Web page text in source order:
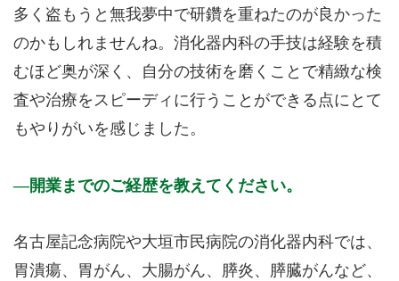
多く盗もうと無我夢中で研鑽を重ねたのが良かった
のかもしれませんね。消化器内科の手技は経験を積
むほど奥が深く、自分の技術を磨くことで精緻な検
査や治療をスピーディに行うことができる点にとて
もやりがいを感じました。
開業までのご経歴を教えてください。
名古屋記念病院や大垣市民病院の消化器内科では、
胃潰瘍、胃がん、大腸がん、膵炎、膵臓がんなど、